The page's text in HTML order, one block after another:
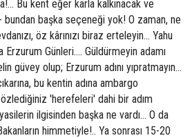
Bu kent eğer karla kalkınacak ve
başka seçeneği yok! O zaman, ne
öz kârınızı biraz erteleyin… Yahu
Erzurum Günleri…. Güldürmeyin adamı
güvey olup; Erzurum adını yıpratmayın…
bu kentin adına ambargo
'herefeleri' dahi bir adım
ilgisinden başka ne vardı... O da
himmetiyle!.. Ya sonrası 15-20